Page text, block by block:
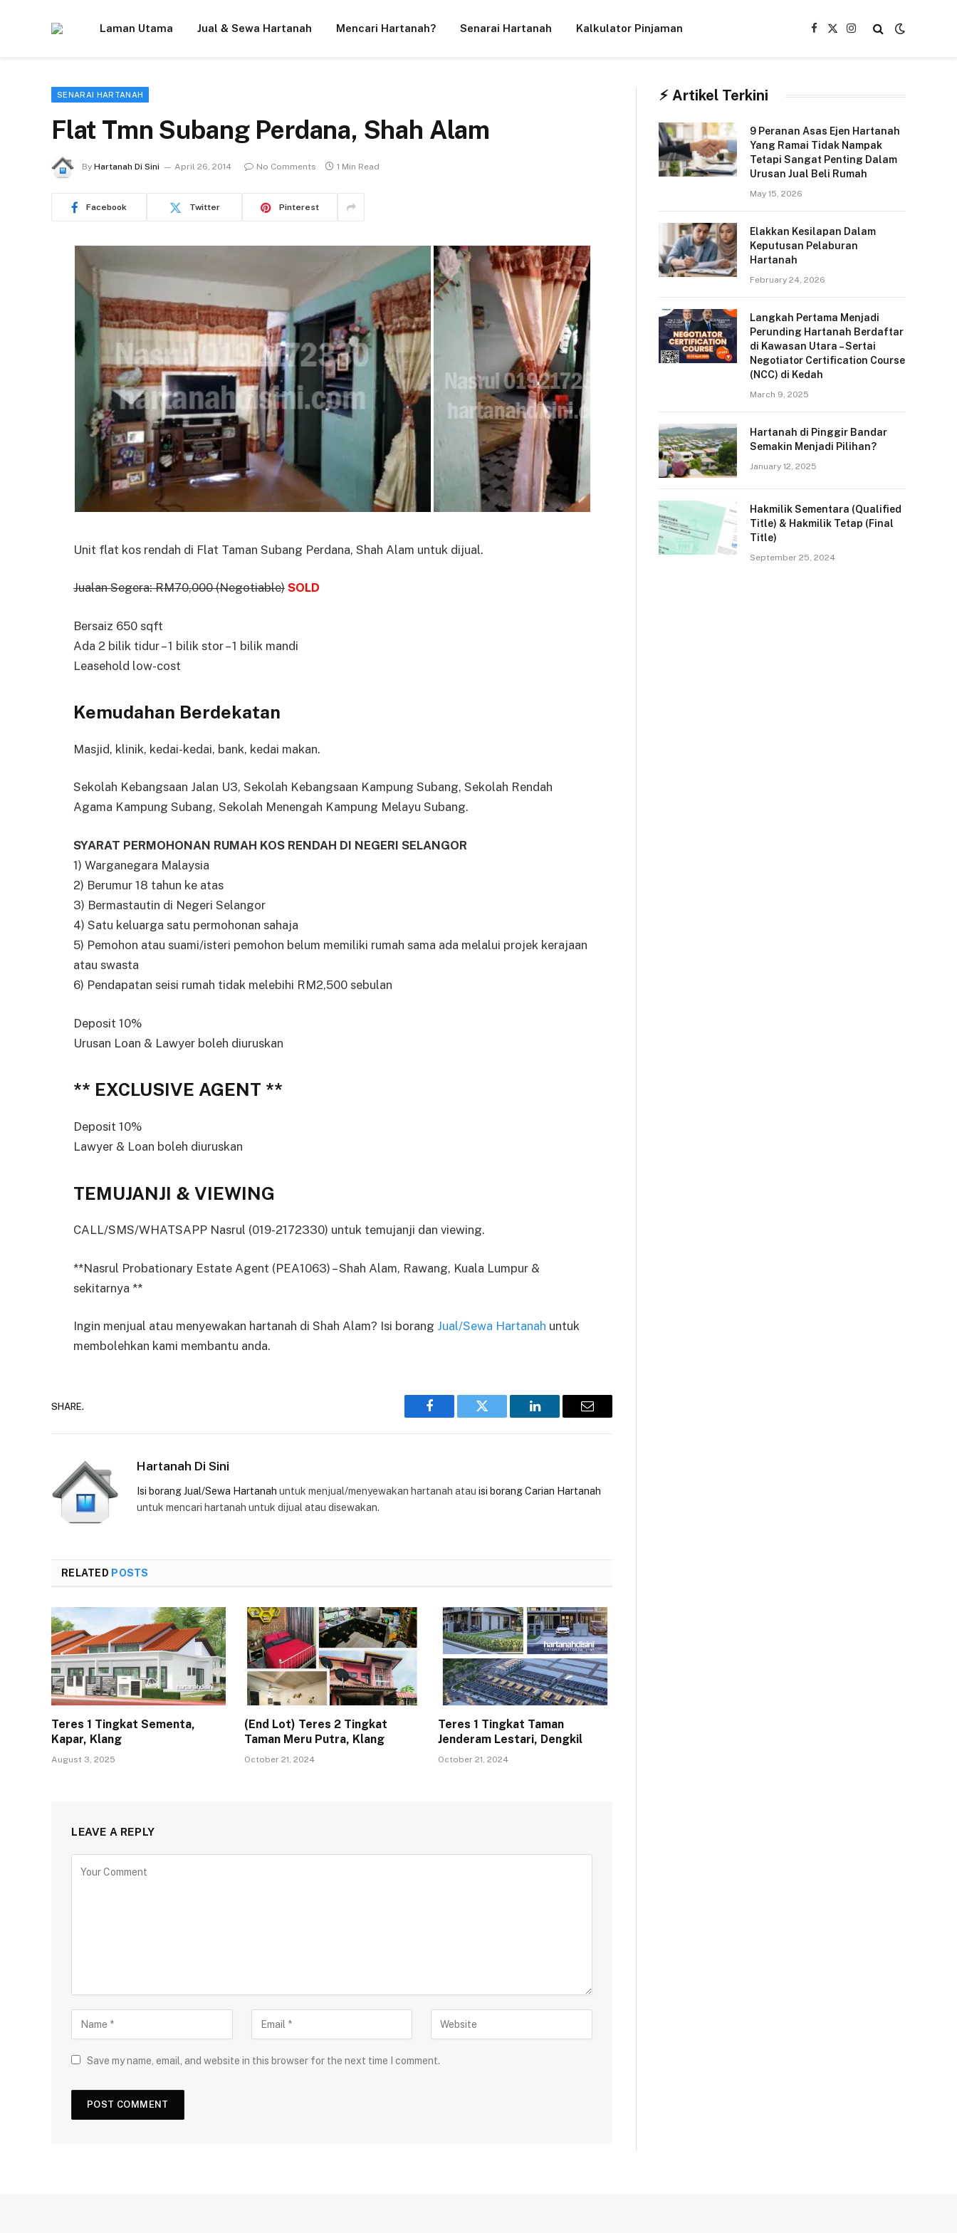
Laman Utama Jual & Sewa Hartanah Mencari Hartanah? Senarai Hartanah Kalkulator Pinjaman
Facebook
X
Instagram
SENARAI HARTANAH
Flat Tmn Subang Perdana, Shah Alam
By Hartanah Di Sini April 26, 2014 No Comments 1 Min Read
Facebook Twitter Pinterest
Unit flat kos rendah di Flat Taman Subang Perdana, Shah Alam untuk dijual.
Jualan Segera: RM70,000 (Negotiable) SOLD
Bersaiz 650 sqft
Ada 2 bilik tidur – 1 bilik stor – 1 bilik mandi
Leasehold low-cost
Kemudahan Berdekatan
Masjid, klinik, kedai-kedai, bank, kedai makan.
Sekolah Kebangsaan Jalan U3, Sekolah Kebangsaan Kampung Subang, Sekolah Rendah
Agama Kampung Subang, Sekolah Menengah Kampung Melayu Subang.
SYARAT PERMOHONAN RUMAH KOS RENDAH DI NEGERI SELANGOR
1) Warganegara Malaysia
2) Berumur 18 tahun ke atas
3) Bermastautin di Negeri Selangor
4) Satu keluarga satu permohonan sahaja
5) Pemohon atau suami/isteri pemohon belum memiliki rumah sama ada melalui projek kerajaan
atau swasta
6) Pendapatan seisi rumah tidak melebihi RM2,500 sebulan
Deposit 10%
Urusan Loan & Lawyer boleh diuruskan
** EXCLUSIVE AGENT **
Deposit 10%
Lawyer & Loan boleh diuruskan
TEMUJANJI & VIEWING
CALL/SMS/WHATSAPP Nasrul (019-2172330) untuk temujanji dan viewing.
**Nasrul Probationary Estate Agent (PEA1063) – Shah Alam, Rawang, Kuala Lumpur &
sekitarnya **
Ingin menjual atau menyewakan hartanah di Shah Alam? Isi borang Jual/Sewa Hartanah untuk
membolehkan kami membantu anda.
SHARE.
Facebook Twitter LinkedIn Email
Hartanah Di Sini
Isi borang Jual/Sewa Hartanah untuk menjual/menyewakan hartanah atau isi borang Carian Hartanah
untuk mencari hartanah untuk dijual atau disewakan.
RELATED POSTS
Teres 1 Tingkat Sementa,
Kapar, Klang
August 3, 2025
(End Lot) Teres 2 Tingkat
Taman Meru Putra, Klang
October 21, 2024
Teres 1 Tingkat Taman
Jenderam Lestari, Dengkil
October 21, 2024
LEAVE A REPLY
Save my name, email, and website in this browser for the next time I comment.
⚡︎ Artikel Terkini
9 Peranan Asas Ejen Hartanah
Yang Ramai Tidak Nampak
Tetapi Sangat Penting Dalam
Urusan Jual Beli Rumah
May 15, 2026
Elakkan Kesilapan Dalam
Keputusan Pelaburan
Hartanah
February 24, 2026
Langkah Pertama Menjadi
Perunding Hartanah Berdaftar
di Kawasan Utara – Sertai
Negotiator Certification Course
(NCC) di Kedah
March 9, 2025
Hartanah di Pinggir Bandar
Semakin Menjadi Pilihan?
January 12, 2025
Hakmilik Sementara (Qualified
Title) & Hakmilik Tetap (Final
Title)
September 25, 2024